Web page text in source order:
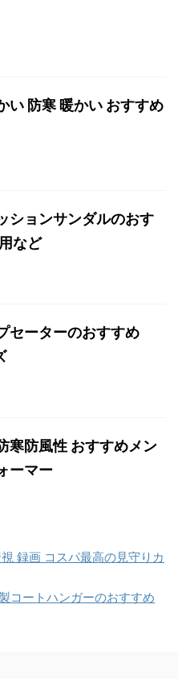
い 防寒 暖かい おすすめ
ションサンダルのおす
など
セーターのおすすめ
寒防風性 おすすめメン
ーマー
録画 コスパ最高の見守りカ
コートハンガーのおすすめ